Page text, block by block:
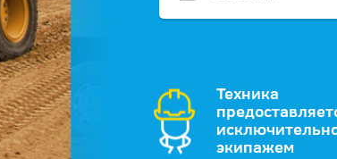
Техника
экипажем